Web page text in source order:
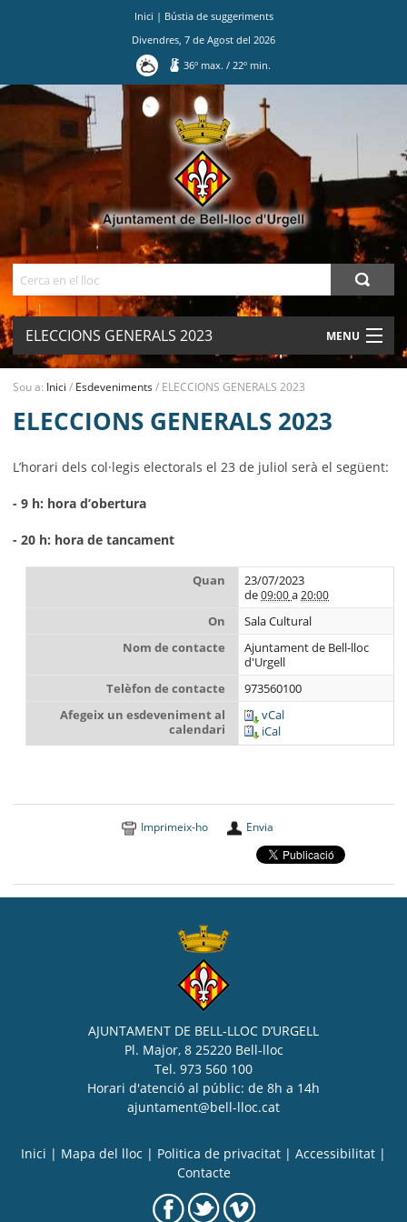
Inici | Bústia de suggeriments
Divendres 7 de Agost del 2026
36º max./ 22º min.
ELECCIONS GENERALS 2023 MENU
MUNICIPI
Sou a: Inici / Esdeveniments/ ELECCIONS GENERALS 2023
ELECCIONS GENERALS 2023
L’horari dels col·legis electorals el 23 de juliol serà el següent:
- 9 h: hora d’obertura
- 20 h: hora de tancament
Quan
23/07/2023
de09:00 a20:00
On
Sala Cultural
Nom de contacte
Ajuntament de Bell-lloc
d'Urgell
Telèfon de contacte
973560100
Afegeix un esdeveniment al
calendari
vCal
iCal
Imprimeix-ho Envia
AJUNTAMENT DE BELL-LLOC D’URGELL
Pl. Major, 8 25220 Bell-lloc
Tel. 973 560 100
Horari d'atenció al públic: de 8h a 14h
ajuntament@bell-lloc.cat
Inici | Mapa del lloc | Politica de privacitat | Accessibilitat |
Contacte